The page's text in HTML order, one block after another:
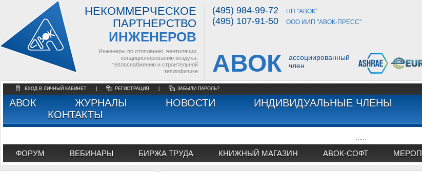
НЕКОММЕРЧЕСКОЕ
ПАРТНЕРСТВО
ИНЖЕНЕРОВ
Инженеры по отоплению, вентиляции,
кондиционированию воздуха,
теплоснабжению и строительной
теплофизике
(495) 984-99-72 НП "АВОК"
(495) 107-91-50 ООО ИИП "АВОК-ПРЕСС"
АВОК
ассоциированный
член
ВХОД В ЛИЧНЫЙ КАБИНЕТ РЕГИСТРАЦИЯ ЗАБЫЛИ ПАРОЛЬ?
АВОК ЖУРНАЛЫ НОВОСТИ ИНДИВИДУАЛЬНЫЕ ЧЛЕНЫ
КОНТАКТЫ
ФОРУМ ВЕБИНАРЫ БИРЖА ТРУДА КНИЖНЫЙ МАГАЗИН АВОК-СОФТ